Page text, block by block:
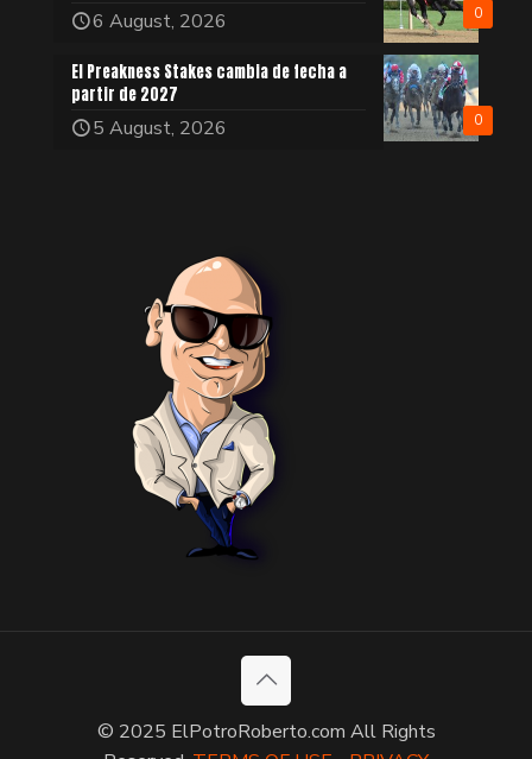
0
6 August, 2026
0
El Preakness Stakes cambia de fecha a
partir de 2027
5 August, 2026
© 2025 ElPotroRoberto.com All Rights